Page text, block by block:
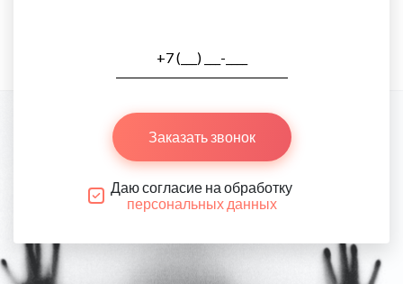
Заказать звонок
Даю согласие на обработку
персональных данных